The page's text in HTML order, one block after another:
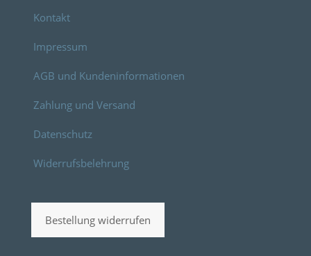
Kontakt
Impressum
AGB und Kundeninformationen
Zahlung und Versand
Datenschutz
Widerrufsbelehrung
Bestellung widerrufen